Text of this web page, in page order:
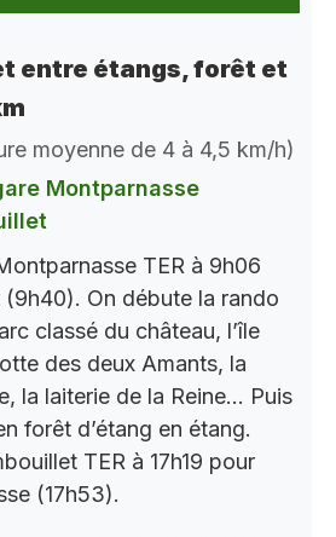
entre étangs, forêt et
moyenne de 4 à 4,5 km/h)
Montparnasse
TER à 9h06
On débute la rando
classé du château, l’île
des deux Amants, la
la laiterie de la Reine… Puis
forêt d’étang en étang.
TER à 17h19 pour
(17h53).